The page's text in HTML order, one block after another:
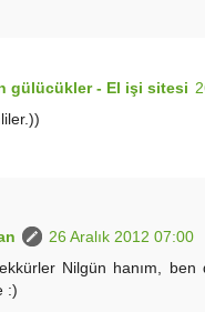
gülücükler - El işi sitesi
26 Aralık 2012 07:00
Nilgün hanım, ben
:)